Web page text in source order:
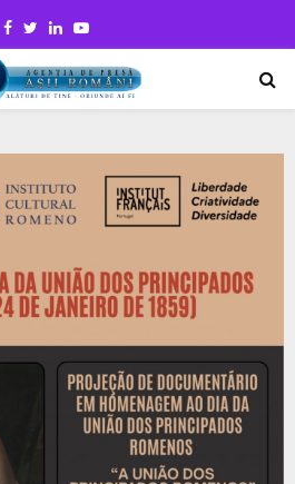
Facebook
TwitterLinkedinYoutube